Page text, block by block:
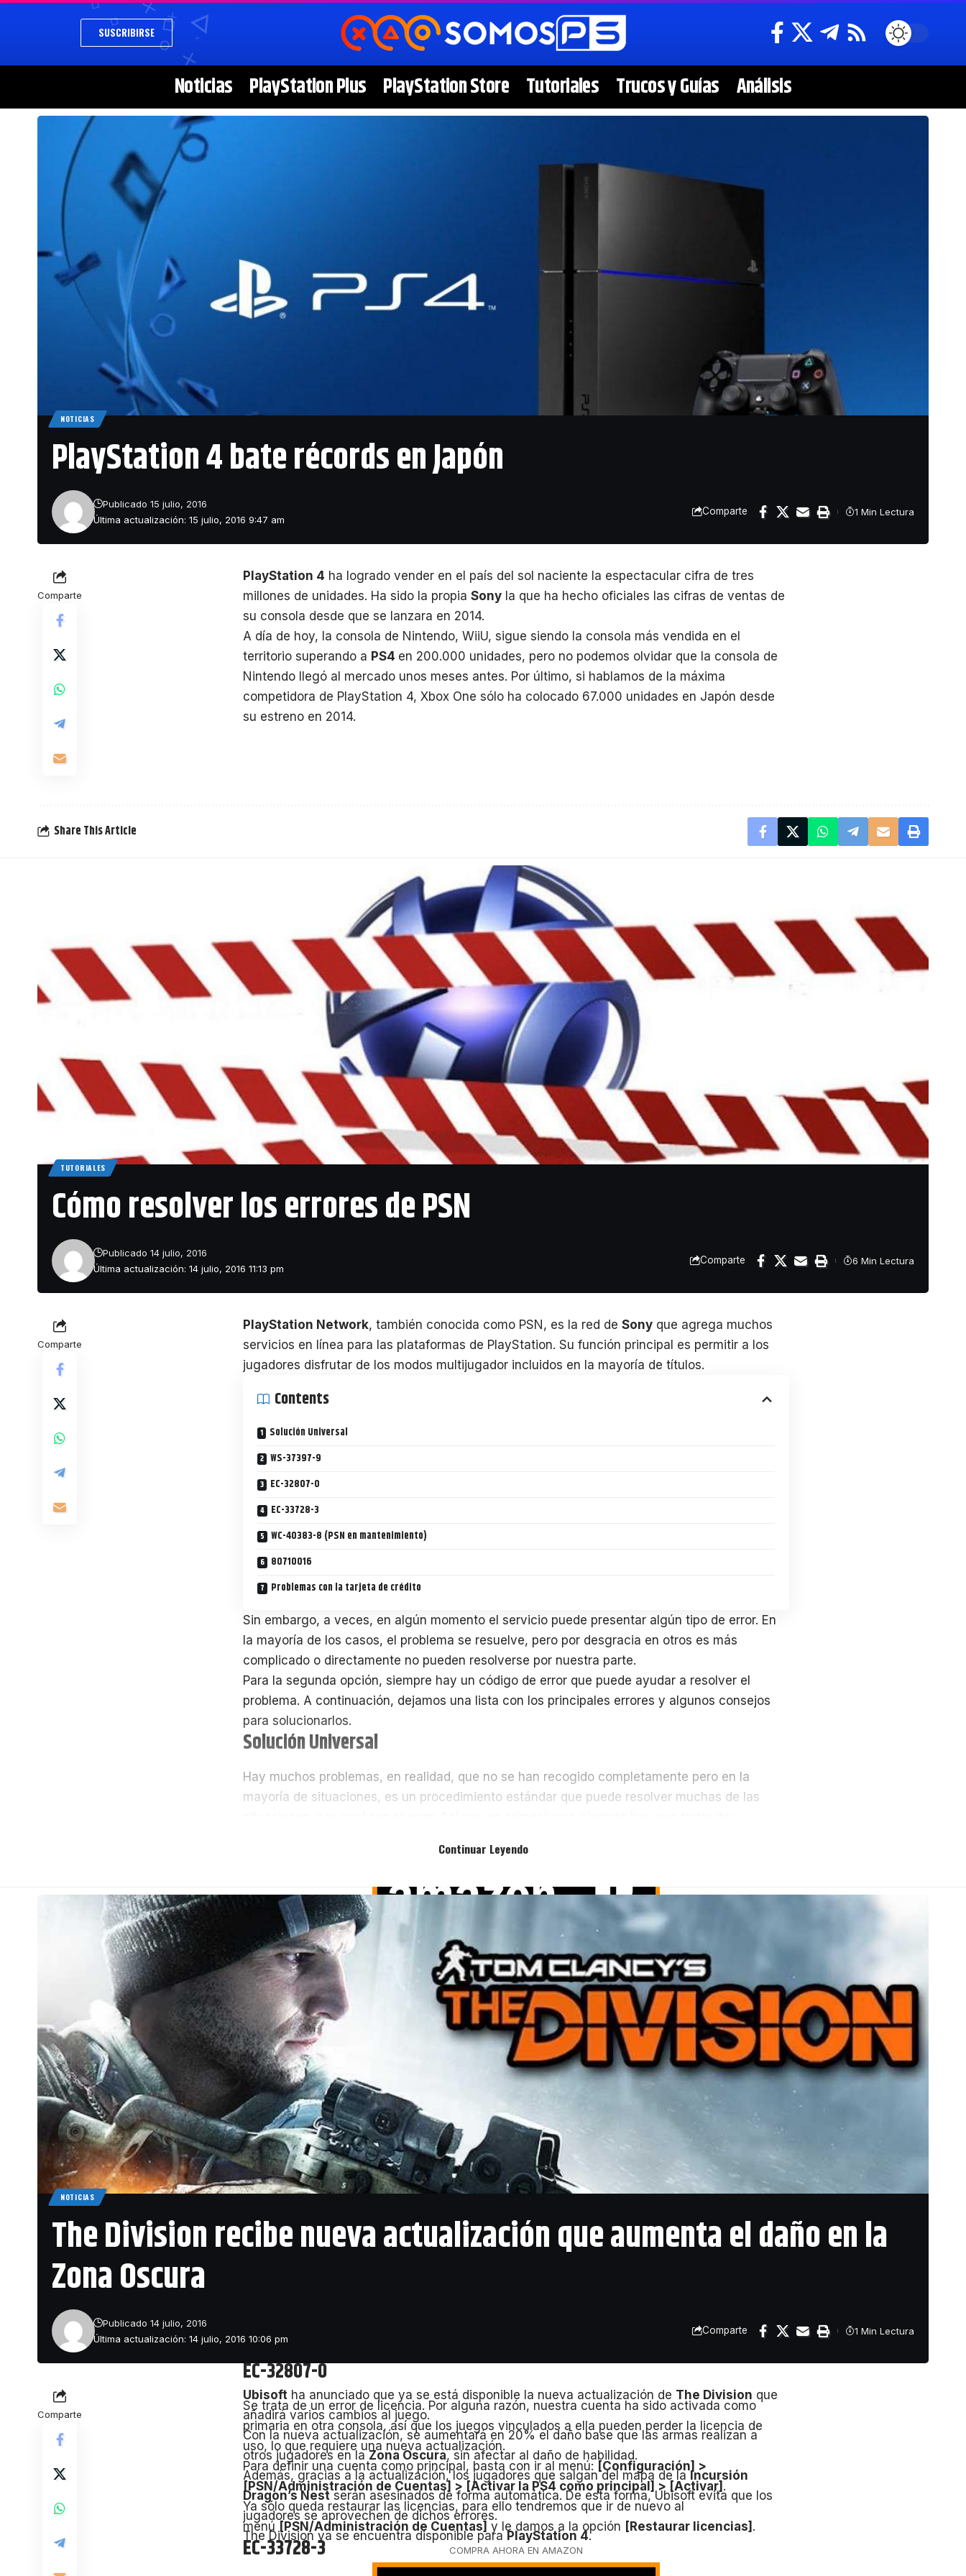
SUSCRIBIRSE
Noticias PlayStation Plus PlayStation Store Tutoriales Trucos y Guías Análisis
NOTICIAS
PlayStation 4 bate récords en Japón
Última actualización: 15 julio, 2016 9:47 am
Publicado 15 julio, 2016
Comparte 1 Min Lectura
Comparte
PlayStation 4 ha logrado vender en el país del sol naciente la espectacular cifra de tres
millones de unidades. Ha sido la propia Sony la que ha hecho oficiales las cifras de ventas de
su consola desde que se lanzara en 2014.
A día de hoy, la consola de Nintendo, WiiU, sigue siendo la consola más vendida en el
territorio superando a PS4 en 200.000 unidades, pero no podemos olvidar que la consola de
Nintendo llegó al mercado unos meses antes. Por último, si hablamos de la máxima
competidora de PlayStation 4, Xbox One sólo ha colocado 67.000 unidades en Japón desde
su estreno en 2014.
Share This Article
TUTORIALES
Cómo resolver los errores de PSN
Última actualización: 14 julio, 2016 11:13 pm
Publicado 14 julio, 2016
Comparte 6 Min Lectura
Comparte
PlayStation Network, también conocida como PSN, es la red de Sony que agrega muchos
servicios en línea para las plataformas de PlayStation. Su función principal es permitir a los
jugadores disfrutar de los modos multijugador incluidos en la mayoría de títulos.
Contents
Solución Universal
WS-37397-9
EC-32807-0
EC-33728-3
WC-40383-8 (PSN en mantenimiento)
80710016
Problemas con la tarjeta de crédito
Sin embargo, a veces, en algún momento el servicio puede presentar algún tipo de error. En
la mayoría de los casos, el problema se resuelve, pero por desgracia en otros es más
complicado o directamente no pueden resolverse por nuestra parte.
Para la segunda opción, siempre hay un código de error que puede ayudar a resolver el
problema. A continuación, dejamos una lista con los principales errores y algunos consejos
para solucionarlos.
Solución Universal
Hay muchos problemas, en realidad, que no se han recogido completamente pero en la
mayoría de situaciones, es un procedimiento estándar que puede resolver muchas de las
Cerrar la sesión en PSN y parar inmediatamente volver a iniciar la sesión
Reiniciar el router
Volver a configurar la red de PS4
Introducir las DNS Google
Reconstruir la base de datos
WS-37397-9
No se puede conectar a PSN. Incluso si la conexión a Internet está funcionando de forma
normal, este error puede aparecer inesperadamente.
Se trata de un bloqueo de la dirección IP por razones de seguridad. Si por cualquier rastro
sospechoso, la compañía detecta algo extraño, ésta tomará medidas drásticas. Una de ellas
Solución 1
Reiniciar el router. Muchos operadores trabajan con una asignación dinámica de IP, así que
TCP : 80, 443, 3478, 3479, 3480 UDP : 3478, 3479
EC-32807-0
Se trata de un error de licencia. Por alguna razón, nuestra cuenta ha sido activada como
primaria en otra consola, así que los juegos vinculados a ella pueden perder la licencia de
uso, lo que requiere una nueva actualización.
Para definir una cuenta como principal, basta con ir al menú: [Configuración] >
[PSN/Administración de Cuentas] > [Activar la PS4 como principal] > [Activar] .
Ya sólo queda restaurar las licencias, para ello tendremos que ir de nuevo al
menú [PSN/Administración de Cuentas] y le damos a la opción [Restaurar licencias] .
EC-33728-3
Continuar Leyendo
NOTICIAS
The Division recibe nueva actualización que aumenta el daño en la
Zona Oscura
Última actualización: 14 julio, 2016 10:06 pm
Publicado 14 julio, 2016
Comparte 1 Min Lectura
Comparte
Ubisoft ha anunciado que ya se está disponible la nueva actualización de The Division que
añadirá varios cambios al juego.
Con la nueva actualización, se aumentará en 20% el daño base que las armas realizan a
otros jugadores en laZona Oscura, sin afectar al daño de habilidad.
Además, gracias a la actualización, los jugadores que salgan del mapa de laIncursión
Dragon’s Nestserán asesinados de forma automática. De esta forma, Ubisoft evita que los
jugadores se aprovechen de dichos errores.
The Division ya se encuentra disponible para PlayStation 4.
COMPRA AHORA EN AMAZON